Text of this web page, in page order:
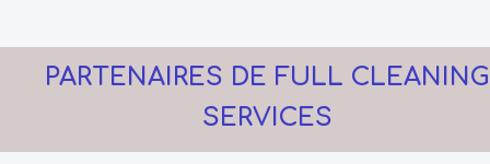
PARTENAIRES DE FULL CLEANING
SERVICES